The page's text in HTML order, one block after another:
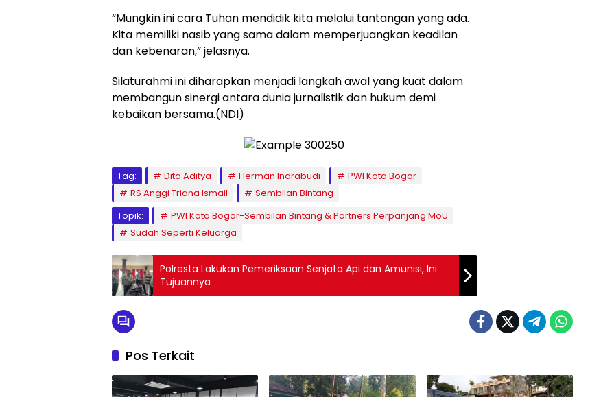
“Mungkin ini cara Tuhan mendidik kita melalui tantangan yang ada.
Kita memiliki nasib yang sama dalam memperjuangkan keadilan
dan kebenaran,” jelasnya.
Silaturahmi ini diharapkan menjadi langkah awal yang kuat dalam
membangun sinergi antara dunia jurnalistik dan hukum demi
kebaikan bersama.(NDI)
Tag: Dita Aditya Herman Indrabudi
PWI Kota Bogor
RS Anggi Triana Ismail
Sembilan Bintang
Topik:
PWI Kota Bogor-Sembilan Bintang & Partners Perpanjang MoU
Sudah Seperti Keluarga
Polresta Lakukan Pemeriksaan Senjata Api dan Amunisi, Ini
Tujuannya
Pos Terkait